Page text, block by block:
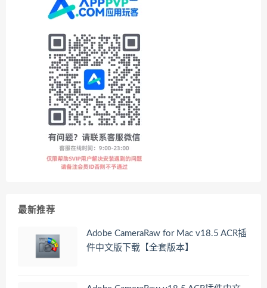
最新推荐
Adobe CameraRaw for Mac v18.5 ACR插
件中文版下载【全套版本】